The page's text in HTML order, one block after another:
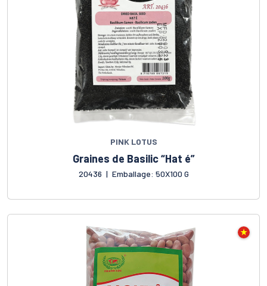
PINK LOTUS
Graines de Basilic “Hat é”
20436 | Emballage: 50X100 G